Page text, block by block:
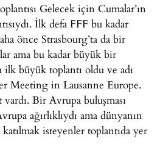
Gelecek için Cumalar’ın
İlk defa FFF bu kadar
önce Strasbourg’ta da bir
ama bu kadar büyük bir
büyük toplantı oldu ve adı
Meeting in Lausanne Europe.
Bir Avrupa buluşması
ağırlıklıydı ama dünyanın
isteyenler toplantıda yer